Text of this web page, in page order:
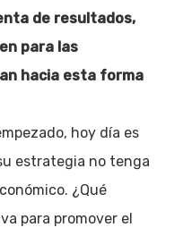
de resultados,
para las
hacia esta forma
hoy día es
estrategia no tenga
¿Qué
para promover el